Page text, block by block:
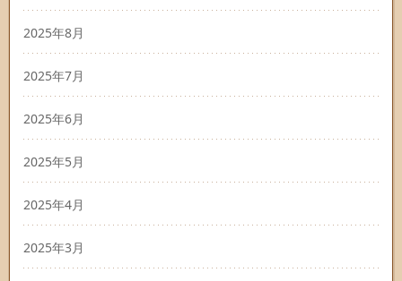
2025年8月
2025年7月
2025年6月
2025年5月
2025年4月
2025年3月